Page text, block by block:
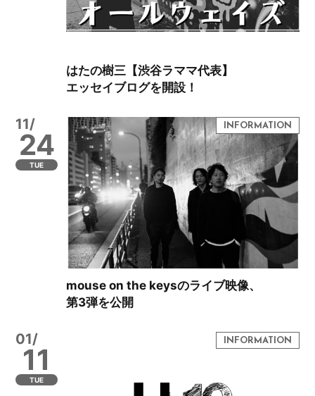
はたの樹三【渋谷ラママ代表】
エッセイブログを開設！
11/
24
TUE
mouse on the keysのライブ映像、
第3弾を公開
01/
11
TUE